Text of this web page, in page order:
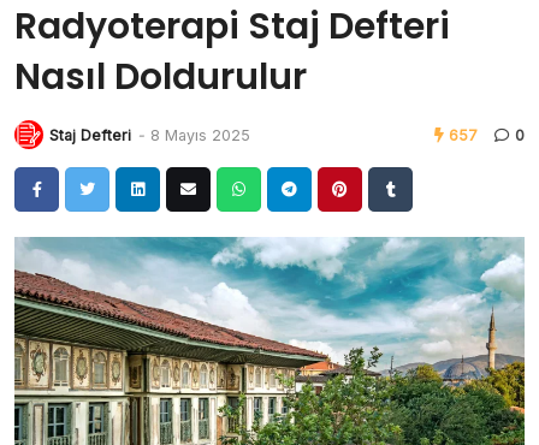
Radyoterapi Staj Defteri
Nasıl Doldurulur
Staj Defteri - 8 Mayıs 2025 657 0